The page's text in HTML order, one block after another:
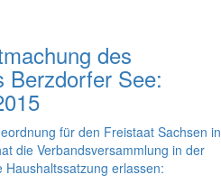
des
Berzdorfer See:
für den Freistaat Sachsen in
die Verbandsversammlung in der
erlassen: